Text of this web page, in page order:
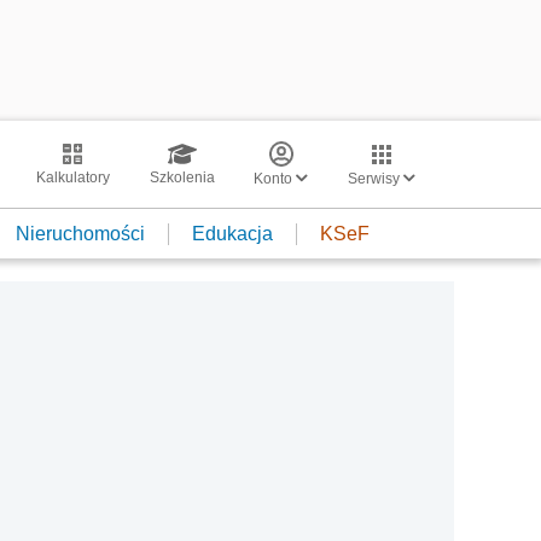
Kalkulatory Szkolenia Konto Serwisy
Nieruchomości Edukacja KSeF